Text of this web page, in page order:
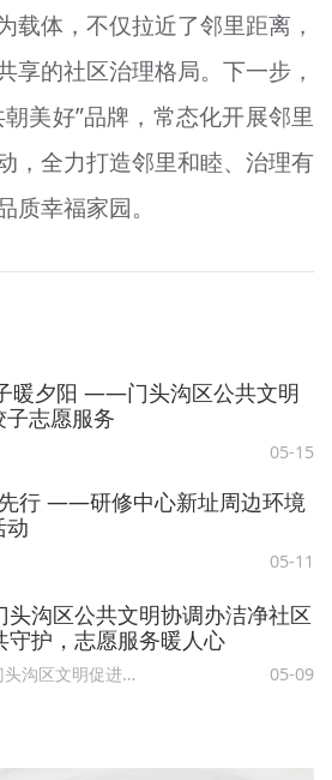
载体，不仅拉近了邻里距离，
享的社区治理格局。下一步，
美好”品牌，常态化开展邻里
，全力打造邻里和睦、治理有
质幸福家园。
暖夕阳 ——门头沟区公共文明
志愿服务
05-15
行 ——研修中心新址周边环境
动
05-11
头沟区公共文明协调办洁净社区
守护，志愿服务暖人心
门头沟区文明促进中心 05-09